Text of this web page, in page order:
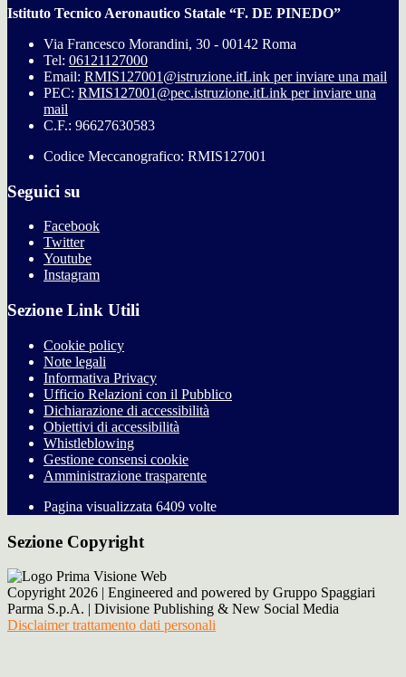
Istituto Tecnico Aeronautico Statale “F. DE PINEDO”
Via Francesco Morandini, 30 - 00142 Roma
Tel: 06121127000
Email: RMIS127001@istruzione.itLink per inviare una mail
PEC: RMIS127001@pec.istruzione.itLink per inviare una
mail
C.F.: 96627630583
Codice Meccanografico: RMIS127001
Seguici su
Facebook
Twitter
Youtube
Instagram
Sezione Link Utili
Cookie policy
Note legali
Informativa Privacy
Ufficio Relazioni con il Pubblico
Dichiarazione di accessibilità
Obiettivi di accessibilità
Whistleblowing
Gestione consensi cookie
Amministrazione trasparente
Pagina visualizzata 6409 volte
Sezione Copyright
Copyright 2026 | Engineered and powered by Gruppo Spaggiari
Parma S.p.A. | Divisione Publishing & New Social Media
Disclaimer trattamento dati personali